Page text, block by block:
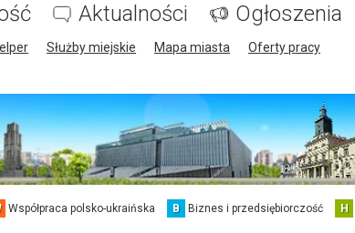
Aktualności Ogłoszenia
Służby miejskie Mapa miasta
Oferty pracy
Współpraca polsko-ukraińska B Biznes i przedsiębiorczość H